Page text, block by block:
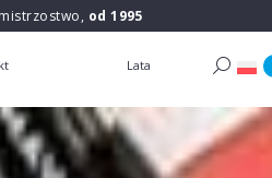
od 1995
Lata